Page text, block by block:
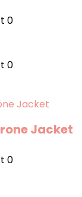
0
0
Jacket
0